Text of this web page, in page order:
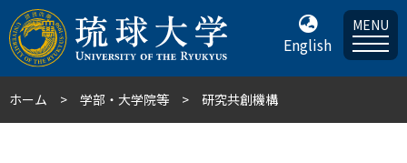
English
MENU
ホーム 学部・大学院等 研究共創機構